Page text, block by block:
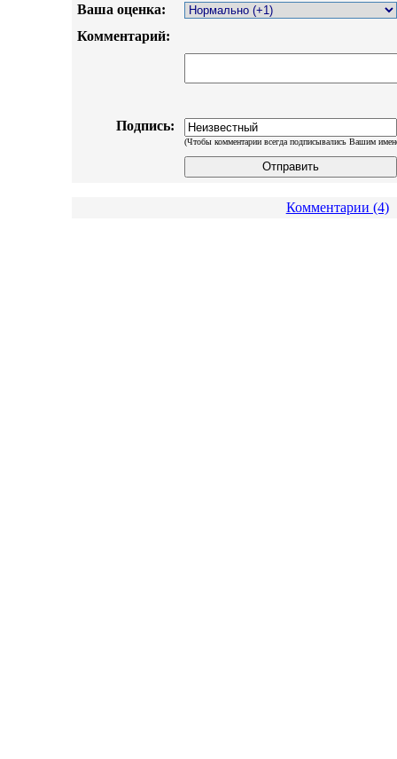
Ваша оценка:
Комментарий:
Подпись:
(Чтобы комментарии всегда подписывались Вашим
Комментарии (4)